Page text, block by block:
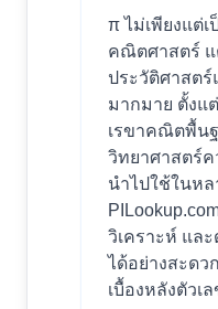
π ไม่เพียงแต่
คณิตศาสตร์
ประวัติศาสต
มากมาย ตั้งแ
เรขาคณิตพื้น
วิทยาศาสตร์
นำไปใช้ในห
วิเคราะห์ แล
ได้อย่างสะดว
เบื้องหลังตัวเล